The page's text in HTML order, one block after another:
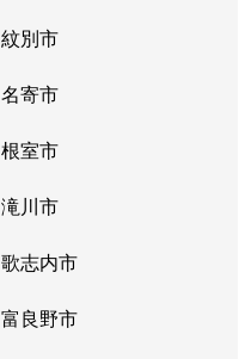
紋別市
名寄市
根室市
滝川市
歌志内市
富良野市